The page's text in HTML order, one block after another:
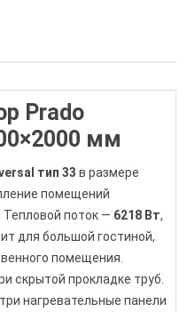
Prado
мм
тип 33 в размере
помещений
. Тепловой поток — 6218 Вт,
для большой гостиной,
помещения.
скрытой прокладке труб.
нагревательные панели